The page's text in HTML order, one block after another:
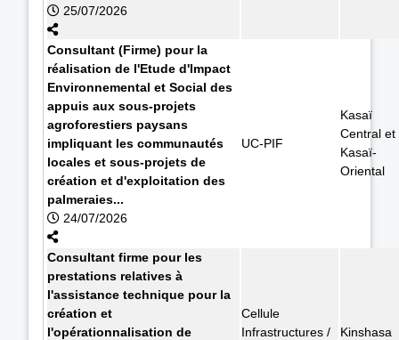
25/07/2026
Consultant (Firme) pour la
réalisation de l'Etude d'Impact
Environnemental et Social des
appuis aux sous-projets
agroforestiers paysans
impliquant les communautés
locales et sous-projets de
création et d'exploitation des
palmeraies...
24/07/2026
UC-PIF
Kasaï
Central et
Kasaï-
Oriental
Consultant firme pour les
prestations relatives à
l'assistance technique pour la
création et
l'opérationnalisation de
Cellule
Infrastructures /
Kinshasa